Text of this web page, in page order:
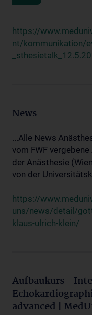
https://
nt/kommunikation/
News
...Alle News
vom FWF
der Anästhesie
von der
https://
uns/news/detail/
klaus-ulrich-klein/
Aufbaukurs -
advanced |